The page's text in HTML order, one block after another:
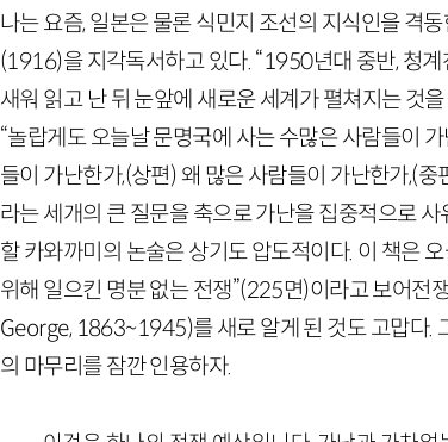
나는 요즘, 일본은 물론 식민지 조선의 지식인을 격
(1916)을 지각독서하고 있다. “1950년대 중반, 청
새워 읽고 난 뒤 눈앞에 새로운 세계가 펼쳐지는 것을
“놀랍게도 오늘날 문명국에 사는 수많은 사람들이
들이 가난한가,(상편) 왜 많은 사람들이 가난한가,(중
라는 세개의 큰 질문을 축으로 가난을 집중적으로
할 카와까미의 논술은 상기도 압도적이다. 이 책은
위해 일으킨 명분 없는 전쟁”(225면)이라고 보어전
George, 1863~1945)를 새로 알게 된 것도 고맙다.
의 마무리를 잠깐 인용하자.